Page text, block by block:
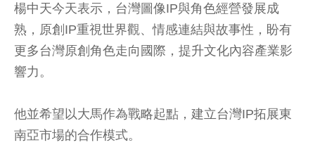
楊中天今天表示，台灣圖像IP與角色經營發展成
熟，原創IP重視世界觀、情感連結與故事性，盼有
更多台灣原創角色走向國際，提升文化內容產業影
響力。
他並希望以大馬作為戰略起點，建立台灣IP拓展東
南亞市場的合作模式。